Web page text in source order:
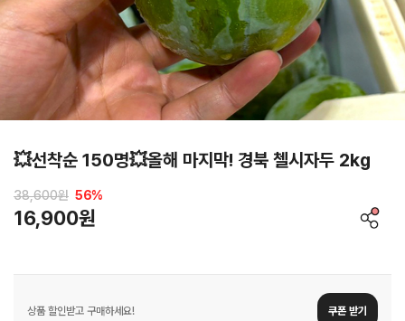
💥선착순 150명💥올해 마지막! 경북 첼시자두 2kg
38,600원 56%
16,900원
상품 할인받고 구매하세요! 쿠폰 받기